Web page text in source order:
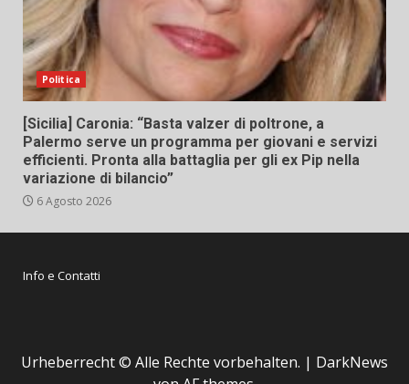
Politica
[Sicilia] Caronia: “Basta valzer di poltrone, a
Palermo serve un programma per giovani e servizi
efficienti. Pronta alla battaglia per gli ex Pip nella
variazione di bilancio”
6 Agosto 2026
Info e Contatti
Urheberrecht © Alle Rechte vorbehalten. | DarkNews